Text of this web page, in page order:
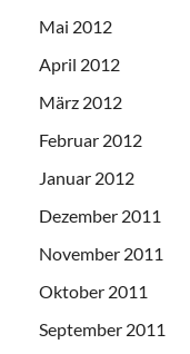
Mai 2012
April 2012
März 2012
Februar 2012
Januar 2012
Dezember 2011
November 2011
Oktober 2011
September 2011